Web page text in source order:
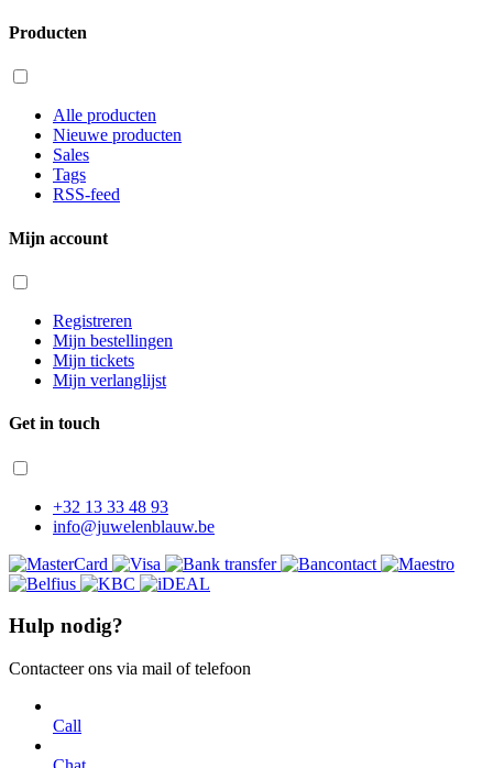
Producten
Alle producten
Nieuwe producten
Sales
Tags
RSS-feed
Mijn account
Registreren
Mijn bestellingen
Mijn tickets
Mijn verlanglijst
Get in touch
+32 13 33 48 93
info@juwelenblauw.be
Hulp nodig?
Contacteer ons via mail of telefoon
Call